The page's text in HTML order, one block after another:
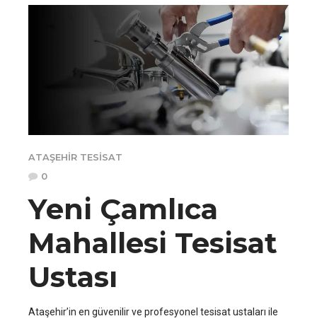
ATAŞEHIR TESISAT
0
Yeni Çamlıca
Mahallesi Tesisat
Ustası
Ataşehir’in en güvenilir ve profesyonel tesisat ustaları ile